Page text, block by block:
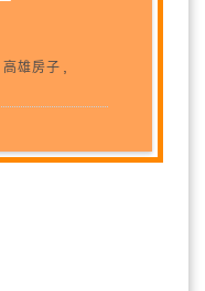
,高雄房子